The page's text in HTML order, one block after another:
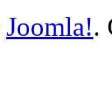
Joomla!.